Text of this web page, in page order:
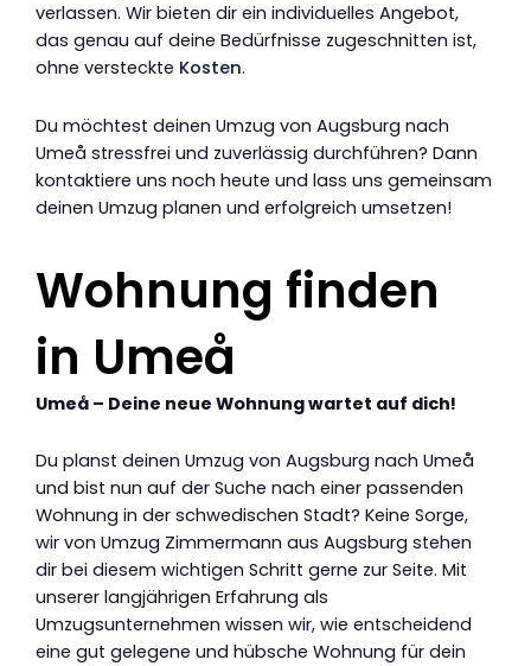
verlassen. Wir bieten dir ein individuelles Angebot,
das genau auf deine Bedürfnisse zugeschnitten ist,
ohne versteckte Kosten.
Du möchtest deinen Umzug von Augsburg nach
Umeå stressfrei und zuverlässig durchführen? Dann
kontaktiere uns noch heute und lass uns gemeinsam
deinen Umzug planen und erfolgreich umsetzen!
Wohnung finden
in Umeå
Umeå – Deine neue Wohnung wartet auf dich!
Du planst deinen Umzug von Augsburg nach Umeå
und bist nun auf der Suche nach einer passenden
Wohnung in der schwedischen Stadt? Keine Sorge,
wir von Umzug Zimmermann aus Augsburg stehen
dir bei diesem wichtigen Schritt gerne zur Seite. Mit
unserer langjährigen Erfahrung als
Umzugsunternehmen wissen wir, wie entscheidend
eine gut gelegene und hübsche Wohnung für dein